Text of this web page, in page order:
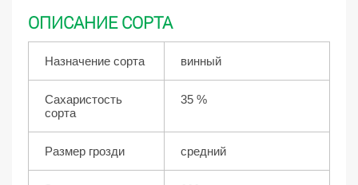
ОПИСАНИЕ СОРТА
Назначение сорта винный
Сахаристость
сорта
35 %
Размер грозди средний